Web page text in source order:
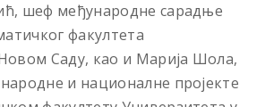
шеф међународне сарадње
факултета
Саду, као и Марија Шола,
и националне пројекте